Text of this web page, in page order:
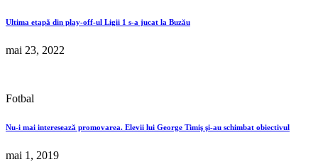
Ultima etapă din play-off-ul Ligii 1 s-a jucat la Buzău
mai 23, 2022
Fotbal
Nu-i mai interesează promovarea. Elevii lui George Timiş şi-au schimbat obiectivul
mai 1, 2019